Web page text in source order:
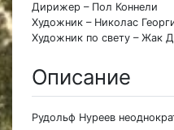
Дирижер – Пол Коннели
Художник – Николас
Художник по свету – Жак
Описание
Рудольф Нуреев